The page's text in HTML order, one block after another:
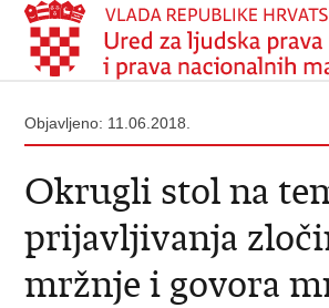
Objavljeno: 11.06.2018.
Okrugli stol na
prijavljivanja
mržnje i govora